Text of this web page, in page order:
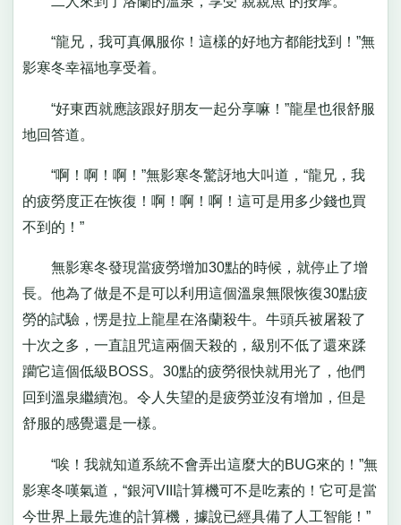
“龍兄，我可真佩服你！這樣的好地方都能找到！”無
影寒冬幸福地享受着。
“好東西就應該跟好朋友一起分享嘛！”龍星也很舒服
地回答道。
“啊！啊！啊！”無影寒冬驚訝地大叫道，“龍兄，我
的疲勞度正在恢復！啊！啊！啊！這可是用多少錢也買
不到的！”
無影寒冬發現當疲勞增加30點的時候，就停止了增
長。他為了做是不是可以利用這個溫泉無限恢復30點疲
勞的試驗，愣是拉上龍星在洛蘭殺牛。牛頭兵被屠殺了
十次之多，一直詛咒這兩個天殺的，級別不低了還來蹂
躪它這個低級BOSS。30點的疲勞很快就用光了，他們
回到溫泉繼續泡。令人失望的是疲勞並沒有增加，但是
舒服的感覺還是一樣。
“唉！我就知道系統不會弄出這麼大的BUG來的！”無
影寒冬嘆氣道，“銀河VIII計算機可不是吃素的！它可是當
今世界上最先進的計算機，據說已經具備了人工智能！”